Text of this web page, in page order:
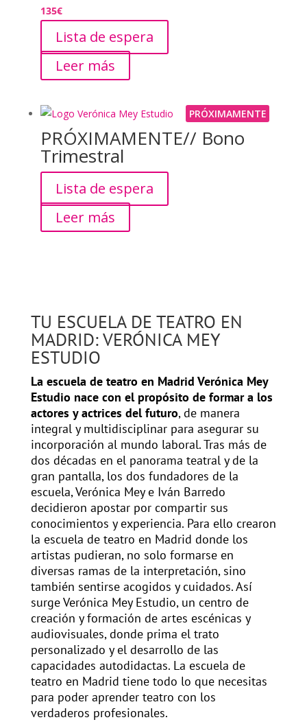
135€
Lista de espera
Leer más
PRÓXIMAMENTE
PRÓXIMAMENTE// Bono
Trimestral
Lista de espera
Leer más
TU ESCUELA DE TEATRO EN
MADRID: VERÓNICA MEY
ESTUDIO
La escuela de teatro en Madrid Verónica Mey
Estudio nace con el propósito de formar a los
actores y actrices del futuro, de manera
integral y multidisciplinar para asegurar su
incorporación al mundo laboral. Tras más de
dos décadas en el panorama teatral y de la
gran pantalla, los dos fundadores de la
escuela, Verónica Mey e Iván Barredo
decidieron apostar por compartir sus
conocimientos y experiencia. Para ello crearon
la escuela de teatro en Madrid donde los
artistas pudieran, no solo formarse en
diversas ramas de la interpretación, sino
también sentirse acogidos y cuidados. Así
surge Verónica Mey Estudio, un centro de
creación y formación de artes escénicas y
audiovisuales, donde prima el trato
personalizado y el desarrollo de las
capacidades autodidactas. La escuela de
teatro en Madrid tiene todo lo que necesitas
para poder aprender teatro con los
verdaderos profesionales.